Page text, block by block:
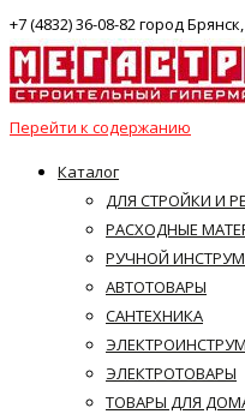
+7 (4832) 36-08-82 город
Перейти к содержанию
Каталог
ДЛЯ СТРОЙКИ И
РАСХОДНЫЕ
РУЧНОЙ
АВТОТОВАРЫ
САНТЕХНИКА
ЭЛЕКТРОТОВАРЫ
ТОВАРЫ ДЛЯ